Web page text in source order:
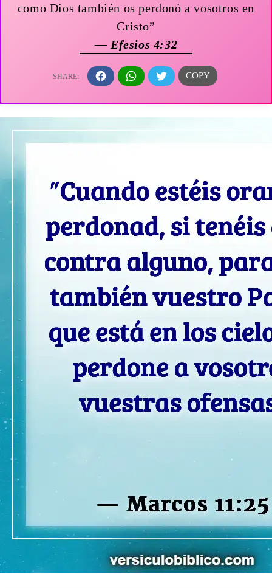
como Dios también os perdonó a vosotros en
Cristo”
— Efesios 4:32